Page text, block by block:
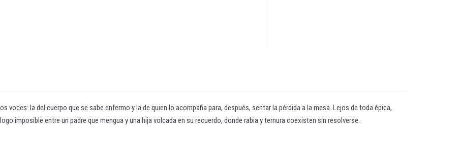
voces: la del cuerpo que se sabe enfermo y la de quien lo acompaña para, después, sentar la pérdida a la mesa. Lejos de toda épica,
imposible entre un padre que mengua y una hija volcada en su recuerdo, donde rabia y ternura coexisten sin resolverse.